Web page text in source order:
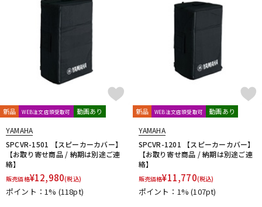
新品 WEB注文店頭受取可 動画あり
YAMAHA
SPCVR-1501 【スピーカーカバー】
【お取り寄せ商品 / 納期は別途ご連
絡】
販売価格¥12,980(税込)
ポイント：1% (118pt)
新品 WEB注文店頭受取可 動画あり
YAMAHA
SPCVR-1201 【スピーカーカバー】
【お取り寄せ商品 / 納期は別途ご連
絡】
販売価格¥11,770(税込)
ポイント：1%(107pt)